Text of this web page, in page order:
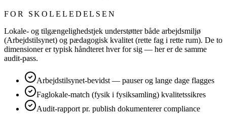
FOR SKOLELEDELSEN
Lokale- og tilgængelighedstjek understøtter både arbejdsmiljø
(Arbejdstilsynet) og pædagogisk kvalitet (rette fag i rette rum). De to
dimensioner er typisk håndteret hver for sig — her er de samme
audit-pass.
Arbejdstilsynet-bevidst — pauser og lange dage flagges
Faglokale-match (fysik i fysiksamling) kvalitetssikres
Audit-rapport pr. publish dokumenterer compliance